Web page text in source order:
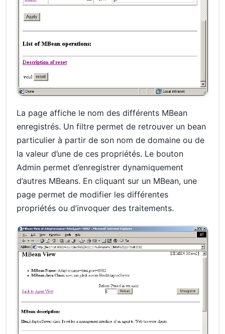
La page affiche le nom des différents MBean
enregistrés. Un filtre permet de retrouver un bean
particulier à partir de son nom de domaine ou de
la valeur d’une de ces propriétés. Le bouton
Admin permet d’enregistrer dynamiquement
d’autres MBeans. En cliquant sur un MBean, une
page permet de modifier les différentes
propriétés ou d’invoquer des traitements.